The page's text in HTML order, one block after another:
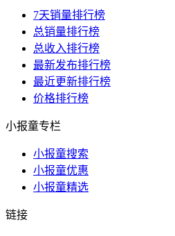
7天销量排行榜
总销量排行榜
总收入排行榜
最新发布排行榜
最近更新排行榜
价格排行榜
小报童专栏
小报童搜索
小报童优惠
小报童精选
链接